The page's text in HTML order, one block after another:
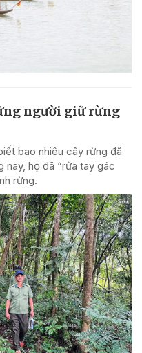
người giữ rừng
bao nhiêu cây rừng đã
nay, họ đã “rửa tay gác
rừng.